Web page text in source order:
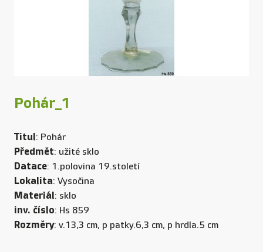
Pohár_1
Titul: Pohár
Předmět: užité sklo
Datace: 1.polovina 19.století
Lokalita: Vysočina
Materiál: sklo
inv. číslo: Hs 859
Rozměry: v.13,3 cm, p patky.6,3 cm, p hrdla.5 cm